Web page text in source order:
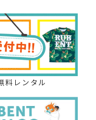
料レンタル